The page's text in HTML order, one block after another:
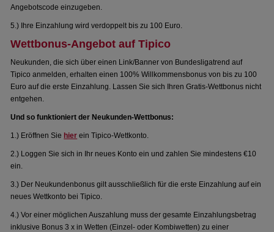
Angebotscode einzugeben.
5.) Ihre Einzahlung wird verdoppelt bis zu 100 Euro.
Wettbonus-Angebot auf Tipico
Neukunden, die sich über einen Link/Banner von Bundesligatrend auf
Tipico anmelden, erhalten einen 100% Willkommensbonus von bis zu 100
Euro auf die erste Einzahlung. Lassen Sie sich Ihren Gratis-Wettbonus nicht
entgehen.
Und so funktioniert der Neukunden-Wettbonus:
1.) Eröffnen Sie hier ein Tipico-Wettkonto.
2.) Loggen Sie sich in Ihr neues Konto ein und zahlen Sie mindestens €10
ein.
3.) Der Neukundenbonus gilt ausschließlich für die erste Einzahlung auf ein
neues Wettkonto bei Tipico.
4.) Vor einer möglichen Auszahlung muss der gesamte Einzahlungsbetrag
inklusive Bonus 3 x in Wetten (Einzel- oder Kombiwetten) zu einer